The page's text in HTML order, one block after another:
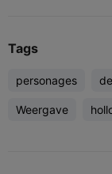
Tags
personages
Weergave